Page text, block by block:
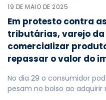
19 DE MAIO DE 2025
Em protesto contra
tributárias, varejo
comercializar
repassar o valor do
No dia 29 o consumidor
pesam no bolso ao adquirir